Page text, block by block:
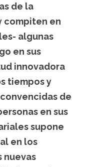
de la
compiten en
algunas
en sus
innovadora
tiempos y
convencidas de
en sus
supone
en los
nuevas